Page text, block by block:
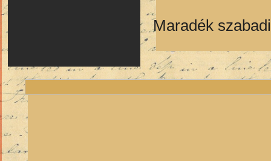
Maradék